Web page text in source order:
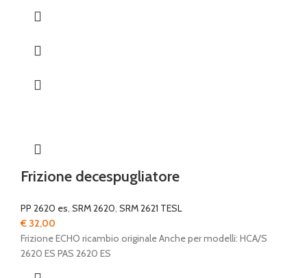
Frizione decespugliatore
PP 2620 es, SRM 2620, SRM 2621 TESL
€ 32,00
Frizione ECHO ricambio originale Anche per modelli: HCA/S
2620 ES PAS 2620 ES